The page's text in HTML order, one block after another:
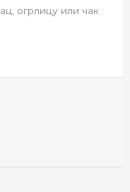
огрлицу или чак